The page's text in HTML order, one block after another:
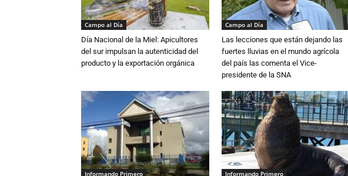
Campo al Día
Día Nacional de la Miel: Apicultores
del sur impulsan la autenticidad del
producto y la exportación orgánica
Campo al Día
Las lecciones que están dejando las
fuertes lluvias en el mundo agrícola
del país las comenta el Vice-
presidente de la SNA
Informando Primero Informando Primero